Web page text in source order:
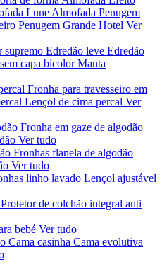
Lune Almofada Penugem
Penugem Grande Hotel Ver
supremo Edredão leve Edredão
capa bicolorManta
Fronha para travesseiro em
Lençol de cima percal Ver
Fronha em gaze de algodão
Ver tudo
Fronhas flanela de algodão
Ver tudo
linho lavado Lençol ajustável
Protetor de colchão integral anti
bebé Ver tudo
Cama casinha Cama evolutiva